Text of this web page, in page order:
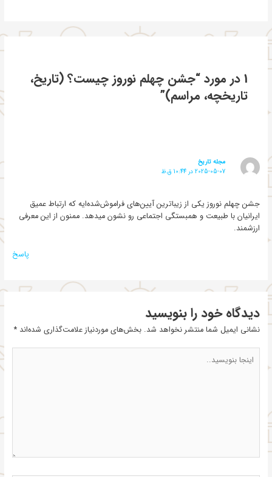
1 در مورد “جشن چهلم نوروز چیست؟ (تاریخ،
تاریخچه، مراسم)”
مجله تاریخ
2025-05-07 در 10:44 ق.ظ
جشن چهلم نوروز یکی از زیباترین آیین‌های فراموش‌شده‌ایه که ارتباط عمیق
ایرانیان با طبیعت و همبستگی اجتماعی رو نشون میدهد. ممنون از این معرفی
ارزشمند.
پاسخ
دیدگاه‌ خود را بنویسید
نشانی ایمیل شما منتشر نخواهد شد. بخش‌های موردنیاز علامت‌گذاری شده‌اند *